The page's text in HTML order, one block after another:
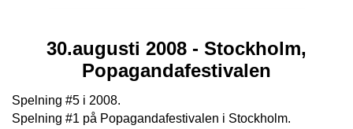
30.augusti 2008 - Stockholm,
Popagandafestivalen
Spelning #5 i 2008.
Spelning #1 på Popagandafestivalen i Stockholm.